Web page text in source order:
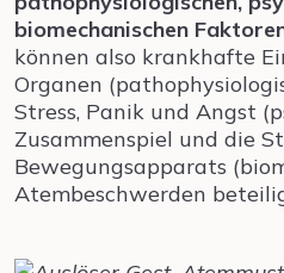
biomechanischen
können also krankhafte
Organen
Stress, Panik und Angst
Zusammenspiel und die
Bewegungsapparats
Atembeschwerden